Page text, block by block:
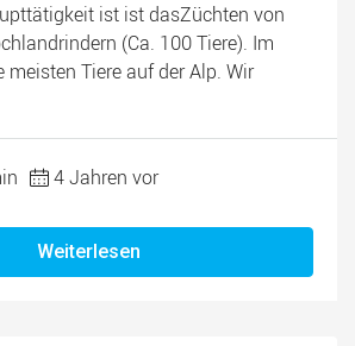
ist ist dasZüchten von
(Ca. 100 Tiere). Im
meisten Tiere auf der Alp. Wir
4 Jahren vor
Weiterlesen